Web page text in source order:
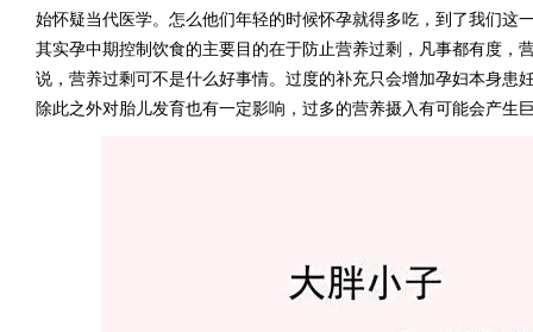
始怀疑当代医学。怎么他们年轻的时候怀孕就得多吃，到了我们这
其实孕中期控制饮食的主要目的在于防止营养过剩，凡事都有度，
说，营养过剩可不是什么好事情。过度的补充只会增加孕妇本身患
除此之外对胎儿发育也有一定影响，过多的营养摄入有可能会产生